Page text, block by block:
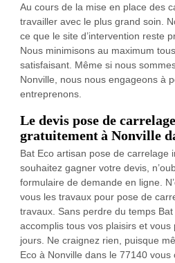
Au cours de la mise en place des
travailler avec le plus grand soin.
ce que le site d’intervention reste
Nous minimisons au maximum
satisfaisant. Même si nous
Nonville, nous nous engageons à
entreprenons.
Le devis pose de
gratuitement à Nonville
Bat Eco artisan pose de carrelage
souhaitez gagner votre devis,
formulaire de demande en ligne.
vous les travaux pour pose de
travaux. Sans perdre du temps
accomplis tous vos plaisirs et
jours. Ne craignez rien, puisque
Eco à Nonville dans le 77140